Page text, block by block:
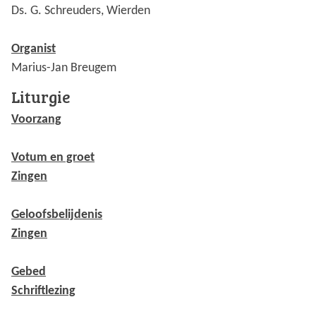
Ds. G. Schreuders, Wierden
Organist
Marius-Jan Breugem
Liturgie
Voorzang
Votum en groet
Zingen
Geloofsbelijdenis
Zingen
Gebed
Schriftlezing